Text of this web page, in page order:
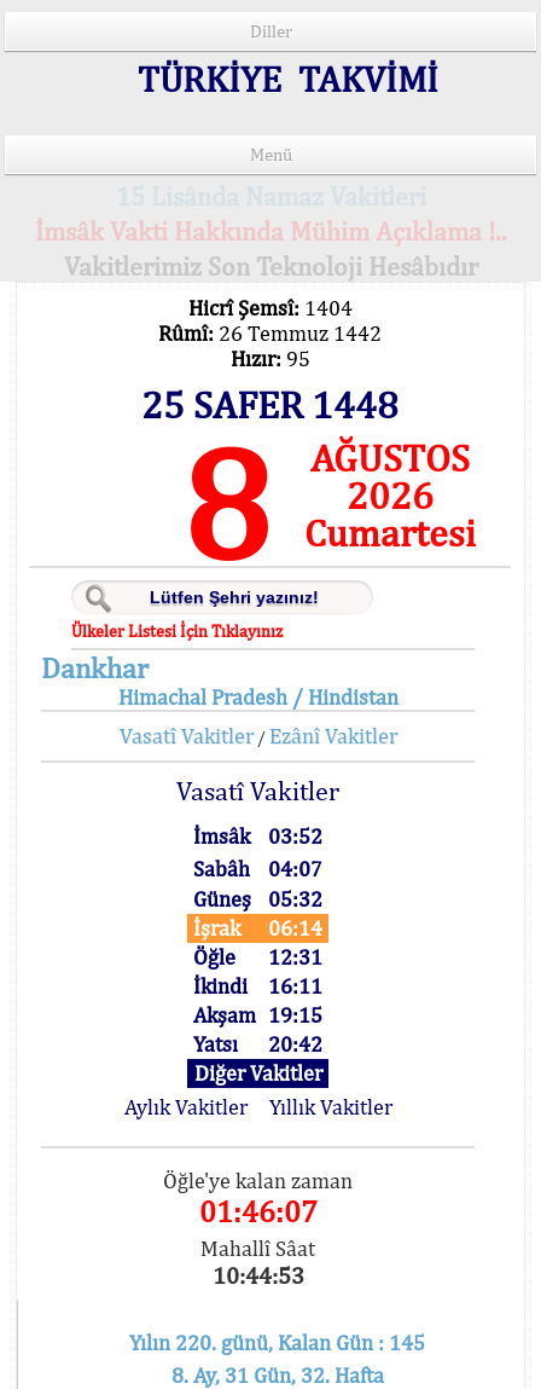
Diller
TÜRKİYE TAKVİMİ
Menü
İmsâk Vakti Hakkında Mühim Açıklama !..
Vakitlerimiz Son Teknoloji Hesâbıdır
Hicrî Şemsî: 1404
Rûmî: 26 Temmuz 1442
Hızır: 95
25 SAFER 1448
8
AĞUSTOS
2026
Cumartesi
Ülkeler Listesi İçin Tıklayınız
Dankhar
Himachal Pradesh / Hindistan
Vasatî Vakitler/ Ezânî Vakitler
Vasatî Vakitler
İmsâk
03:52
Sabâh
04:07
Güneş
05:32
İşrak
06:14
Öğle
12:31
İkindi
16:11
Akşam 19:15
Yatsı
20:42
Diğer Vakitler
Aylık Vakitler
Yıllık Vakitler
Öğle'ye kalan zaman
01:46:07
Mahallî Sâat
10:44:53
Yılın 220. günü, Kalan Gün : 145
8. Ay, 31 Gün, 32. Hafta